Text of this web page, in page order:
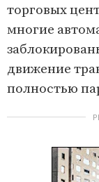
торговых
многие
движение
полностью